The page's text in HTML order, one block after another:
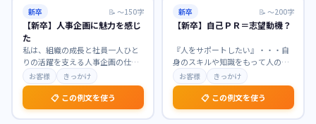
新卒 📝 〜150字
【新卒】人事企画に魅力を感じ
た
私は、組織の成長と社員一人ひと
りの活躍を支える人事企画の仕事
に強く惹かれています。特に、戦
略的な視点から制度設…
お客様 きっかけ
📋 この例文を使う
新卒 📝 〜200字
【新卒】自己ＰＲ＝志望動機？
『人をサポートしたい』・・・自
身のスキルや知識をもって人の手
助けをしたい。 学生時代、実行委
員では参加者を集め…
お客様 きっかけ
📋 この例文を使う